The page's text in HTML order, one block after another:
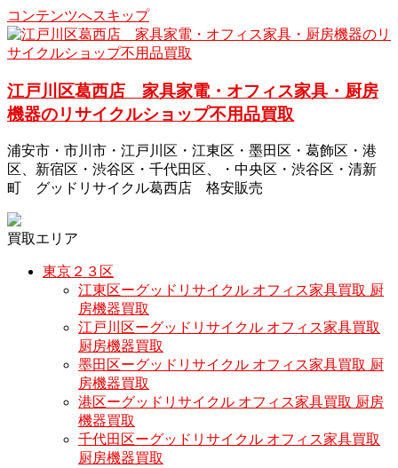
コンテンツへスキップ
江戸川区葛西店 家具家電・オフィス家具・厨房
機器のリサイクルショップ不用品買取
浦安市・市川市・江戸川区・江東区・墨田区・葛飾区・港
区、新宿区・渋谷区・千代田区、・中央区・渋谷区・清新
町 グッドリサイクル葛西店 格安販売
買取エリア
東京２３区
江東区ーグッドリサイクル オフィス家具買取 厨
房機器買取
江戸川区ーグッドリサイクル オフィス家具買取
厨房機器買取
墨田区ーグッドリサイクル オフィス家具買取 厨
房機器買取
港区ーグッドリサイクル オフィス家具買取 厨房
機器買取
千代田区ーグッドリサイクル オフィス家具買取
厨房機器買取